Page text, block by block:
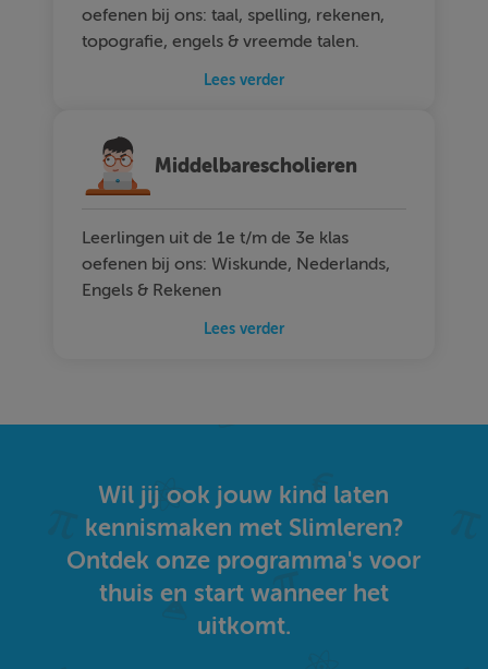
oefenen bij ons: taal, spelling, rekenen,
topografie, engels & vreemde talen.
Lees verder
Middelbarescholieren
Leerlingen uit de 1e t/m de 3e klas
oefenen bij ons: Wiskunde, Nederlands,
Engels & Rekenen
Lees verder
Wil jij ook jouw kind laten
kennismaken met Slimleren?
Ontdek onze programma's voor
thuis en start wanneer het
uitkomt.